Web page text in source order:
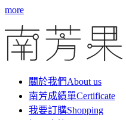
more
關於我們About us
南芳成績單Certificate
我要訂購Shopping